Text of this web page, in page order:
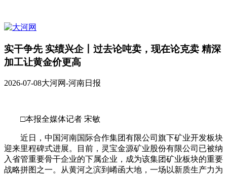
实干争先 实绩兴企丨过去论吨卖，现在论克卖 精深
加工让黄金价更高
2026-07-08大河网-河南日报
□本报全媒体记者 宋敏
近日，中国河南国际合作集团有限公司旗下矿业开发板块
迎来里程碑式进展。目前，灵宝金源矿业股份有限公司已被纳
入省管重要骨干企业的下属企业，成为该集团矿业板块的重要
战略拼图之一。从黄河之滨到崤函大地，一场以新质生产力为